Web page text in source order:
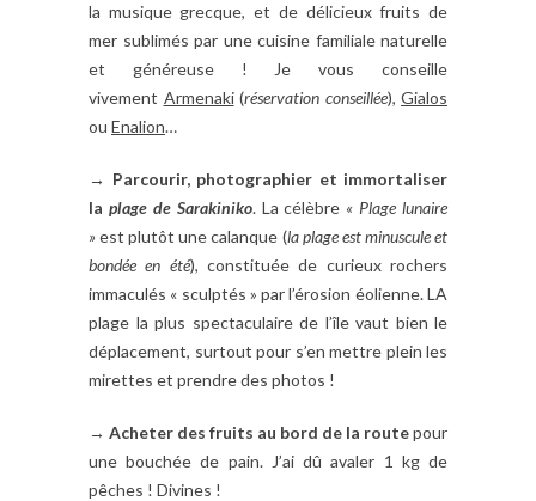
la musique grecque, et de délicieux fruits de
mer sublimés par une cuisine familiale naturelle
et généreuse! Je vous conseille
vivement Armenaki(réservation conseillée), Gialos
ou Enalion…
→ Parcourir, photographier et immortaliser
la plage de Sarakiniko. La célèbre « Plage lunaire
»est plutôt une calanque (la plage est minuscule et
bondée en été), constituée de curieux rochers
immaculés « sculptés » par l’érosion éolienne. LA
plage la plus spectaculaire de l’île vaut bien le
déplacement, surtout pour s’en mettre plein les
mirettes et prendre des photos !
→ Acheter des fruits au bord de la routepour
une bouchée de pain. J’ai dû avaler 1 kg de
pêches ! Divines !